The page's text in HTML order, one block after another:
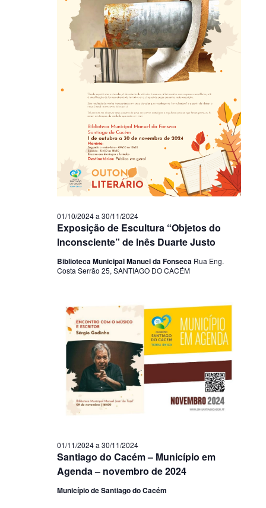
Exposição de Escultura “Objetos do
Inconsciente” de Inês Duarte Justo
01/10/2024a 30/11/2024
Biblioteca Municipal Manuel da Fonseca Rua Eng.
Costa Serrão 25, SANTIAGO DO CACÉM
Santiago do Cacém – Município em
Agenda – novembro de 2024
01/11/2024a 30/11/2024
Município de Santiago do Cacém